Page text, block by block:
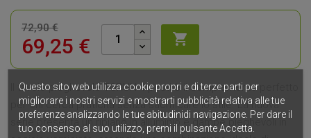
72,90 €
69,25 € 
Il tavolo pieghevole TORUN 4 posti è il complemento perfetto
per chi cerca praticità senza sacrificare lo stile. La nuova
serie presenta un ripiano in alluminio e gambe pieghevoli in
Questo sito web utilizza cookie propri e di terze parti per
migliorare i nostri servizi e mostrarti pubblicità relativa alle tue
preferenze analizzando le tue abitudinidi navigazione. Per dare il
tuo consenso al suo utilizzo, premi il pulsante Accetta.